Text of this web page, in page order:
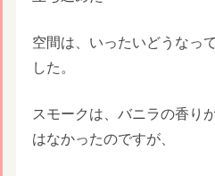
空間は、いったいどうなっ
した。
スモークは、バニラの香り
はなかったのですが、